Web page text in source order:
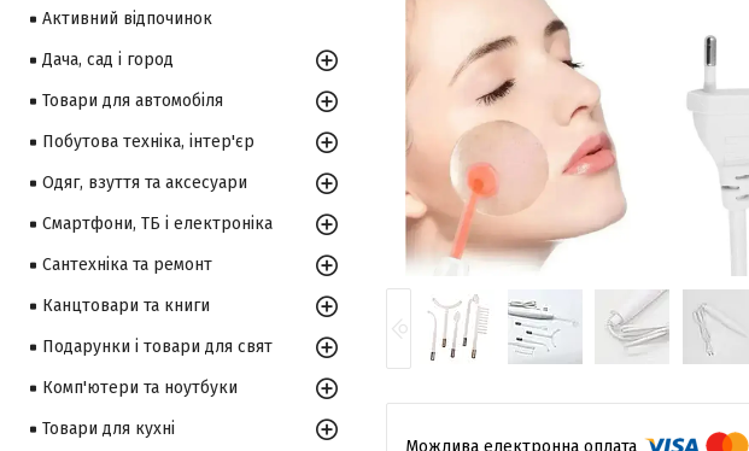
Активний відпочинок
Дача, сад і город
Товари для автомобіля
Побутова техніка, інтер'єр
Одяг, взуття та аксесуари
Смартфони, ТБ і електроніка
Сантехніка та ремонт
Канцтовари та книги
Подарунки і товари для свят
Комп'ютери та ноутбуки
Товари для кухні